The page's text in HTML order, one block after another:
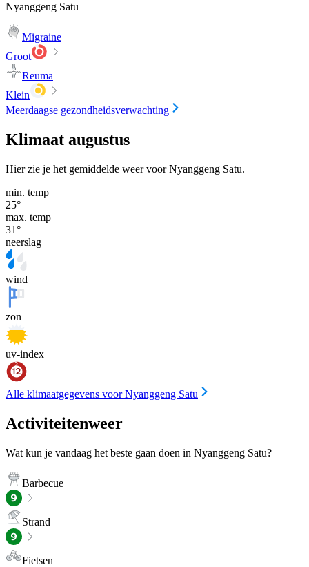
Nyanggeng Satu
Migraine
Groot
Reuma
Klein
Meerdaagse gezondheidsverwachting
Klimaat augustus
Hier zie je het gemiddelde weer voor Nyanggeng Satu.
min. temp
25°
max. temp
31°
neerslag
wind
zon
uv-index
Alle klimaatgegevens voor Nyanggeng Satu
Activiteitenweer
Wat kun je vandaag het beste gaan doen in Nyanggeng Satu?
Barbecue
Strand
Fietsen